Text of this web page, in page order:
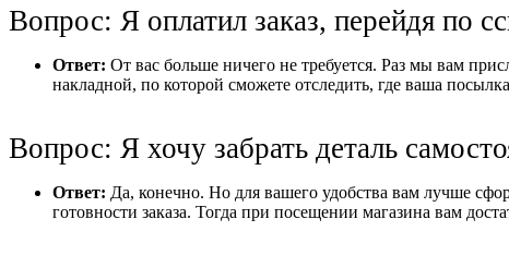
Вопрос: Я оплатил заказ, перейдя по
Ответ: От вас больше ничего не требуется. Раз мы вам
накладной, по которой сможете отследить, где ваша
Вопрос: Я хочу забрать деталь
Ответ: Да, конечно. Но для вашего удобства вам лучше
готовности заказа. Тогда при посещении магазина вам